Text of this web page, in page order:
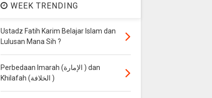
WEEK TRENDING
Ustadz Fatih Karim Belajar Islam dan
Lulusan Mana Sih ?
Perbedaan Imarah (الإمارة ) dan
Khilafah (الخلافة )